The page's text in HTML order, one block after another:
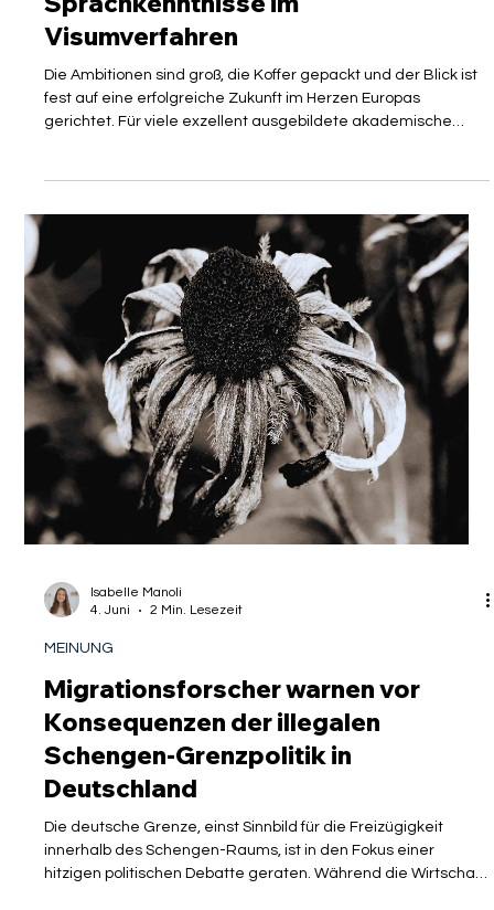
Sachverständigenrat empfiehlt
strengere Prüfung der
Sprachkenntnisse im
Visumverfahren
Die Ambitionen sind groß, die Koffer gepackt und der Blick ist
fest auf eine erfolgreiche Zukunft im Herzen Europas
gerichtet. Für viele exzellent ausgebildete akademische
Fachkräfte, Young Professionals und Studierende aus aller
Welt gilt Deutschland nach wie vor als eines der attraktivsten
Zielländer für die persönliche und berufliche
Weiterentwicklung. Die Bundesregierung hat diesen Trend
erkannt und das Bildungs- und Erwerbsmigrationsrecht in